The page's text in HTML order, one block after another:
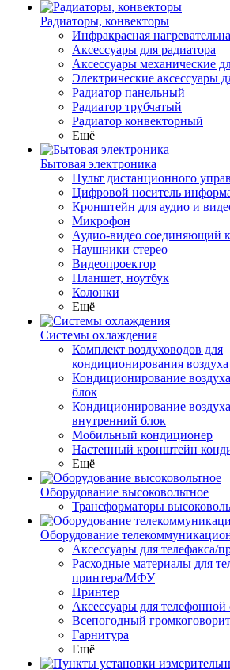
Радиаторы, конвекторы
Инфракрасная
Аксессуары для радиатора
Аксессуары механические
Электрические аксессуары
Радиатор панельный
Радиатор трубчатый
Радиатор конвекторный
Ещё
Бытовая электроника
Пульт дистанционного
Цифровой носитель
Кронштейн для аудио и
Микрофон
Аудио-видео соединяющий
Наушники стерео
Видеопроектор
Планшет, ноутбук
Колонки
Ещё
Системы охлаждения
Комплект воздуховодов для
кондиционирования воздуха
Кондиционирование
блок
Кондиционирование
внутренний блок
Мобильный кондиционер
Настенный кронштейн
Ещё
Оборудование высоковольтное
Трансформаторы
Оборудование
Аксессуары для телефакса/
Расходные материалы для
принтера/МФУ
Принтер
Аксессуары для телефонной
Всепогодный
Гарнитура
Ещё